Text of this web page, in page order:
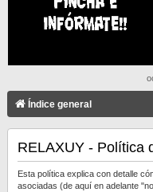
Índice general
RELAXUY - Política
Esta política explica con detalle
asociadas (de aquí en adelante